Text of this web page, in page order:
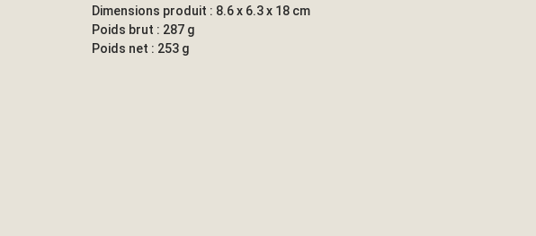
Dimensions produit : 8.6 x 6.3 x 18 cm
Poids brut : 287 g
Poids net : 253 g